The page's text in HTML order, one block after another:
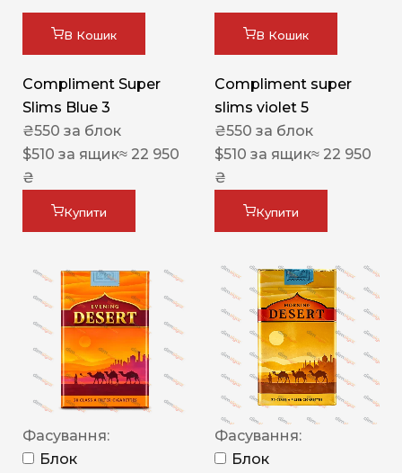
В Кошик
Compliment Super
Slims Blue 3
₴550 за блок
$510 за ящик≈ 22 950
₴
Купити
В Кошик
Compliment super
slims violet 5
₴550 за блок
$510 за ящик≈ 22 950
₴
Купити
Фасування:
Блок
Фасування:
Блок